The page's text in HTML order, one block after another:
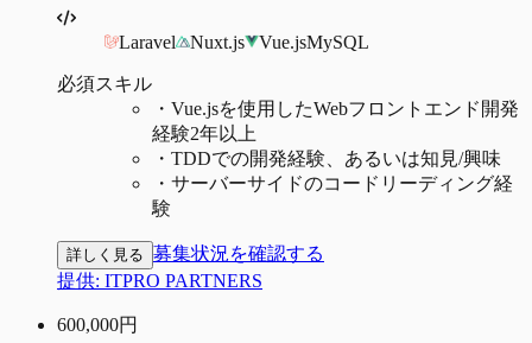
Laravel Nuxt.js Vue.jsMySQL
必須スキル
・ Vue.jsを使用したWebフロントエンド開発
経験2年以上
・ TDDでの開発経験、あるいは知見/興味
・ サーバーサイドのコードリーディング経
験
詳しく見る 募集状況を確認する
提供: ITPRO PARTNERS
600,000円